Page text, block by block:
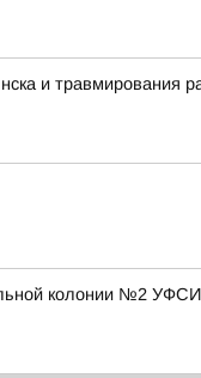
и травмирования
колонии №2